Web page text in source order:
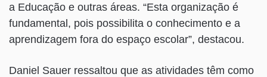
a Educação e outras áreas. “Esta organização é
fundamental, pois possibilita o conhecimento e a
aprendizagem fora do espaço escolar”, destacou.
Daniel Sauer ressaltou que as atividades têm como